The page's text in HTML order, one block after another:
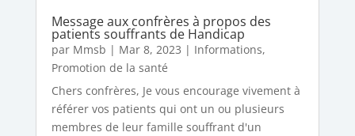
Message aux confrères à propos des
patients souffrants de Handicap
par Mmsb | Mar 8, 2023 | Informations,
Promotion de la santé
Chers confrères, Je vous encourage vivement à
référer vos patients qui ont un ou plusieurs
membres de leur famille souffrant d'un